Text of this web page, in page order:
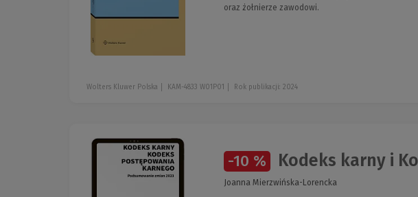
oraz żołnierze zawodowi.
Wolters Kluwer Polska KAM-4833 W01P01 Rok publikacji: 2024
-10 % Kodeks karny i
Joanna Mierzwińska-Lorencka